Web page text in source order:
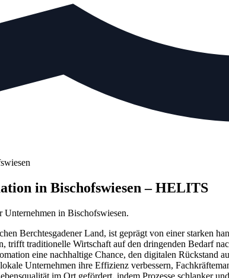
in Bischofswiesen – HELITS
in Bischofswiesen.
Berchtesgadener Land, ist geprägt von einer starken
trifft traditionelle Wirtschaft auf den dringenden Bedarf
eine nachhaltige Chance, den digitalen Rückstand
Unternehmen ihre Effizienz verbessern,
im Ort gefördert, indem Prozesse schlanker